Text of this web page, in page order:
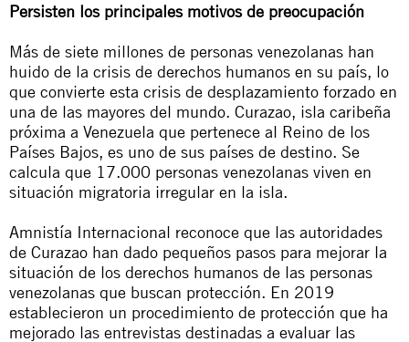
Persisten los principales motivos de preocupación
Más de siete millones de personas venezolanas han
huido de la crisis de derechos humanos en su país, lo
que convierte esta crisis de desplazamiento forzado en
una de las mayores del mundo. Curazao, isla caribeña
próxima a Venezuela que pertenece al Reino de los
Países Bajos, es uno de sus países de destino. Se
calcula que 17.000 personas venezolanas viven en
situación migratoria irregular en la isla.
Amnistía Internacional reconoce que las autoridades
de Curazao han dado pequeños pasos para mejorar la
situación de los derechos humanos de las personas
venezolanas que buscan protección. En 2019
establecieron un procedimiento de protección que ha
mejorado las entrevistas destinadas a evaluar las